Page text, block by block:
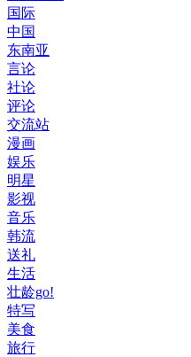
国际
中国
东南亚
言论
社论
评论
交流站
漫画
娱乐
明星
影视
音乐
韩流
送礼
生活
壮龄go!
特写
美食
旅行